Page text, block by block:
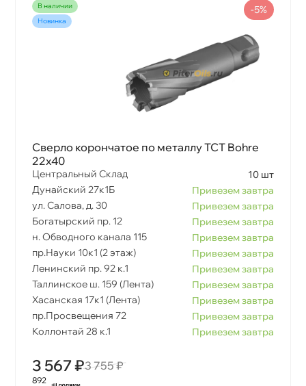
наличии
Новинка
Сверло корончатое по металлу TCT Bohre
22х40
Центральный Склад
10 шт
Дунайский 27к1Б
Привезем завтра
ул. Салова, д. 30
Привезем завтра
Богатырский пр. 12
Привезем завтра
н. Обводного канала 115
Привезем завтра
пр.Науки 10к1 (2 этаж)
Привезем завтра
Ленинский пр. 92 к.1
Привезем завтра
Таллинское ш. 159 (Лента)
Привезем завтра
Хасанская 17к1 (Лента)
Привезем завтра
пр.Просвещения 72
Привезем завтра
Коллонтай 28 к.1
Привезем завтра
3 567 ₽3 755 ₽
-5%
892